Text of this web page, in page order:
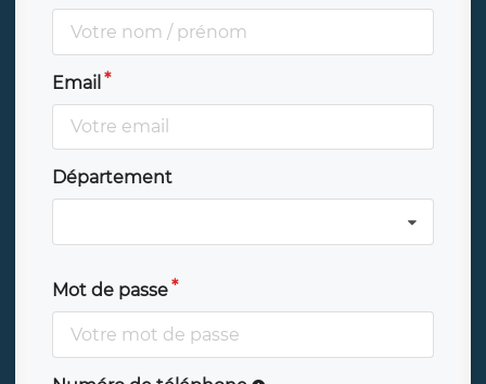
Email
Département
Mot de passe